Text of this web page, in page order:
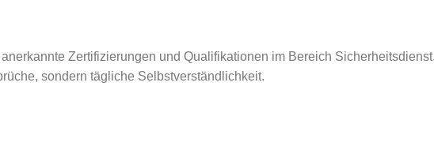
Zertifizierungen und Qualifikationen im Bereich
sondern tägliche Selbstverständlichkeit.